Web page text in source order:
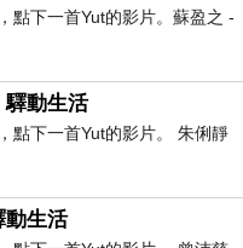
點下一首Yut的影片。蘇盈之 -
驛動生活
點下一首Yut的影片。 朱俐靜
動生活